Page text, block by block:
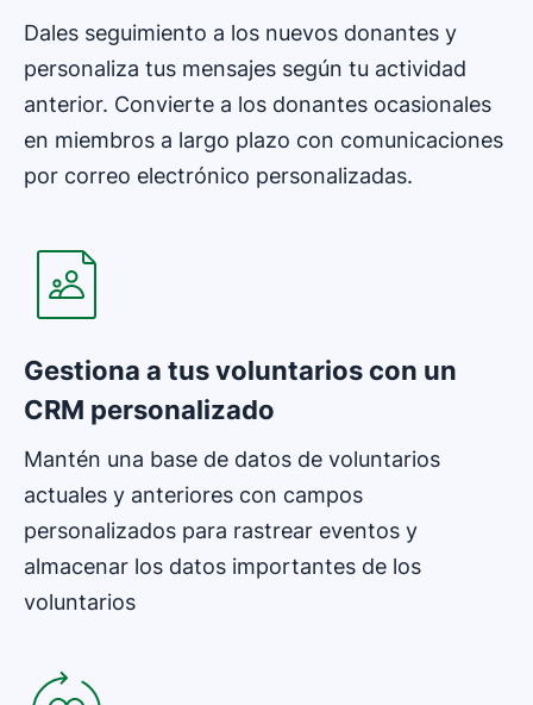
Dales seguimiento a los nuevos donantes y
personaliza tus mensajes según tu actividad
anterior. Convierte a los donantes ocasionales
en miembros a largo plazo con comunicaciones
por correo electrónico personalizadas.
Gestiona a tus voluntarios con un
CRM personalizado
Mantén una base de datos de voluntarios
actuales y anteriores con campos
personalizados para rastrear eventos y
almacenar los datos importantes de los
voluntarios